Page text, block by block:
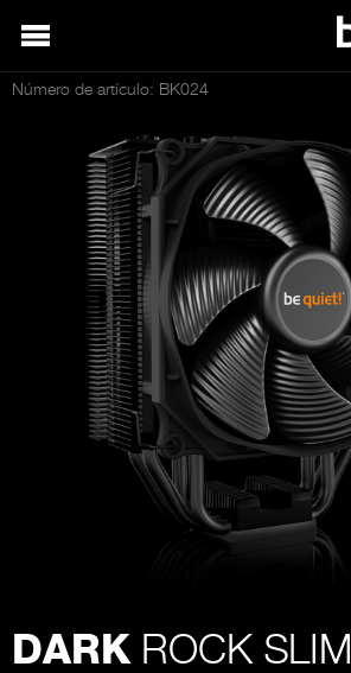
Número de artículo: BK024
DARK ROCK SLIM